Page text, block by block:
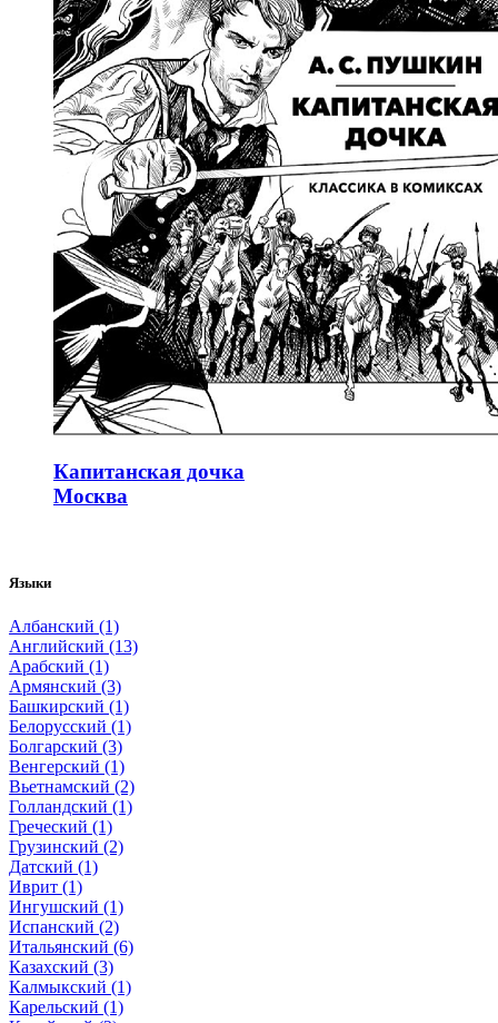
Капитанская дочка
Москва
Языки
Албанский (1)
Английский (13)
Арабский (1)
Армянский (3)
Башкирский (1)
Белорусский (1)
Болгарский (3)
Венгерский (1)
Вьетнамский (2)
Голландский (1)
Греческий (1)
Грузинский (2)
Датский (1)
Иврит (1)
Ингушский (1)
Испанский (2)
Итальянский (6)
Казахский (3)
Калмыкский (1)
Карельский (1)